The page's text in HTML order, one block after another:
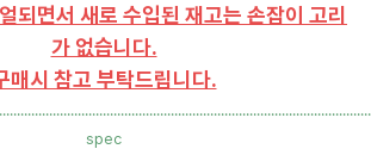
되면서 새로 수입된 재고는 손잡이 고리
가 없습니다.
매시 참고 부탁드립니다.
spec